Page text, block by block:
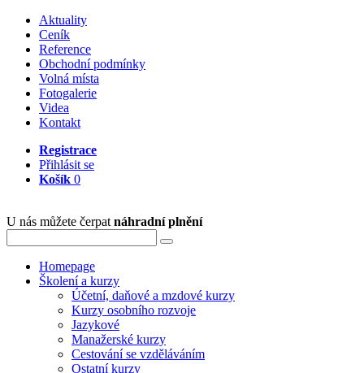
Aktuality
Ceník
Reference
Obchodní podmínky
Volná místa
Fotogalerie
Videa
Kontakt
Registrace
Přihlásit se
Košík 0
U nás můžete čerpat náhradní plnění
Homepage
Školení a kurzy
Účetní, daňové a mzdové kurzy
Kurzy osobního rozvoje
Jazykové
Manažerské kurzy
Cestování se vzděláváním
Ostatní kurzy